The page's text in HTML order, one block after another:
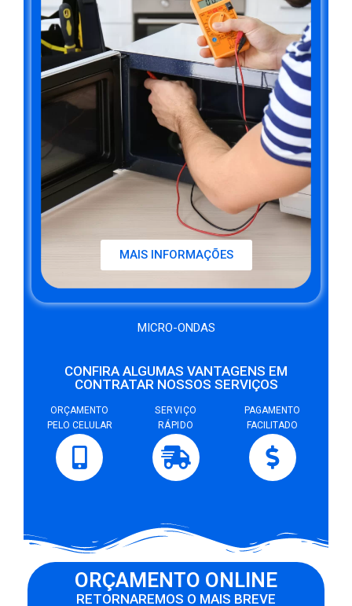
MAIS INFORMAÇÕES
MICRO-ONDAS
CONFIRA ALGUMAS VANTAGENS EM
CONTRATAR NOSSOS SERVIÇOS
ORÇAMENTO
PELO CELULAR
SERVIÇO
RÁPIDO
PAGAMENTO
FACILITADO
ORÇAMENTO ONLINE
RETORNAREMOS O MAIS BREVE